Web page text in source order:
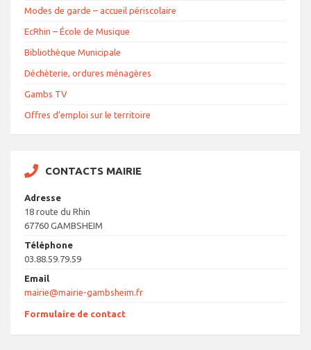
Modes de garde – accueil périscolaire
EcRhin – École de Musique
Bibliothèque Municipale
Déchèterie, ordures ménagères
Gambs TV
Offres d’emploi sur le territoire
CONTACTS MAIRIE
Adresse
18 route du Rhin
67760 GAMBSHEIM
Téléphone
03.88.59.79.59
Email
mairie@mairie-gambsheim.fr
Formulaire de contact